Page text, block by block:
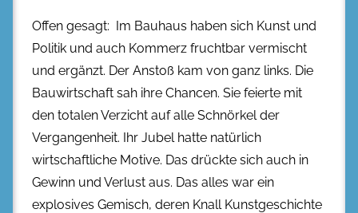
Offen gesagt: Im Bauhaus haben sich Kunst und
Politik und auch Kommerz fruchtbar vermischt
und ergänzt. Der Anstoß kam von ganz links. Die
Bauwirtschaft sah ihre Chancen. Sie feierte mit
den totalen Verzicht auf alle Schnörkel der
Vergangenheit. Ihr Jubel hatte natürlich
wirtschaftliche Motive. Das drückte sich auch in
Gewinn und Verlust aus. Das alles war ein
explosives Gemisch, deren Knall Kunstgeschichte